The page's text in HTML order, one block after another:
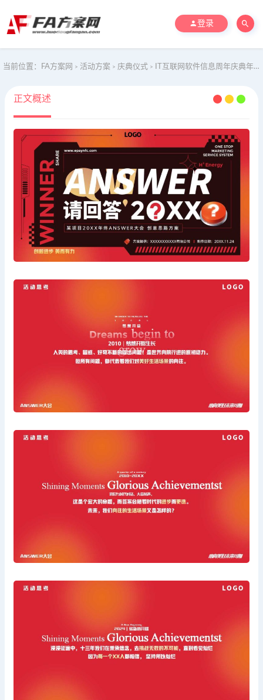
登录
当前位置： FA方案网 > 活动方案 > 庆典仪式 > IT互联网软件信息周年庆典年会尾牙活动暖场方案
正文概述